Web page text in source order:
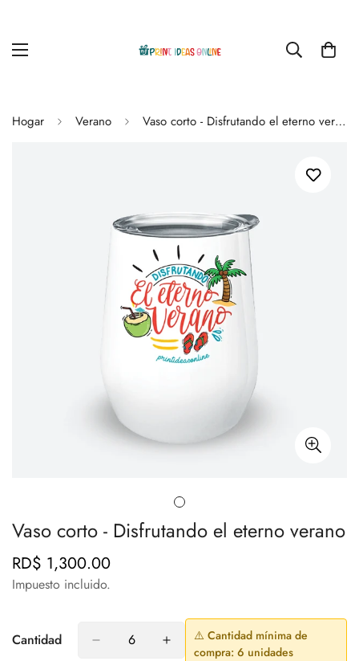
Hogar Verano Vaso corto - Disfrutando el eterno verano
Vaso corto - Disfrutando el eterno verano
Precio
regular
RD$ 1,300.00
Impuesto incluido.
Cantidad
⚠️ Cantidad mínima de
compra: 6 unidades